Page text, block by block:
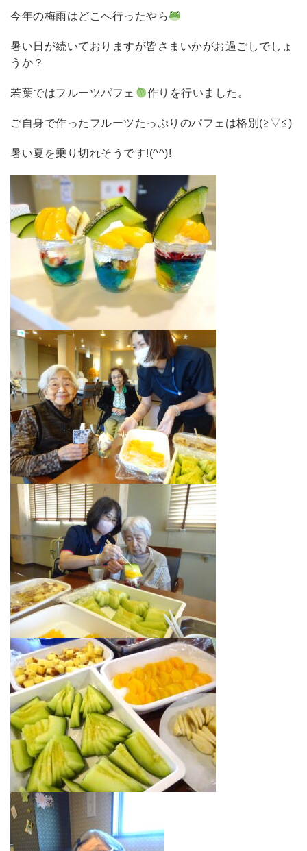
今年の梅雨はどこへ行ったやら
暑い日が続いておりますが皆さまいかがお過ごしでしょ
うか？
若葉ではフルーツパフェ 作りを行いました。
ご自身で作ったフルーツたっぷりのパフェは格別(≧▽≦)
暑い夏を乗り切れそうです!(^^)!